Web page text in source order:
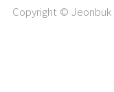
Copyright ©